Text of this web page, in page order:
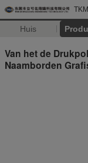
Huis
Van het de
Naamborden